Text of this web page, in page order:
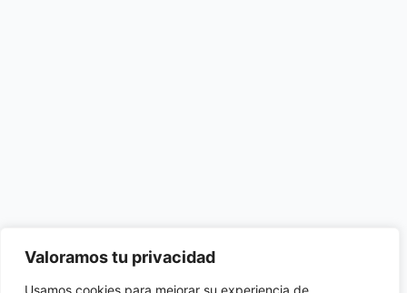
Valoramos tu privacidad
Usamos cookies para mejorar su experiencia de